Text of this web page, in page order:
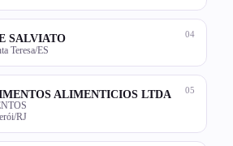
04
SALVIATO
Teresa/ES
05
ALIMENTICIOS LTDA
RJ